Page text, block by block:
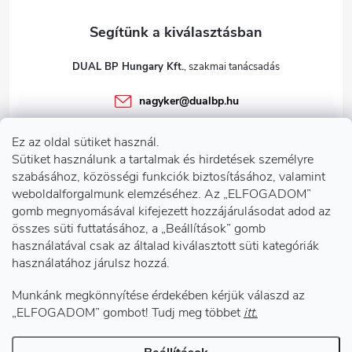
Ez az oldal sütiket használ.
Sütiket használunk a tartalmak és hirdetések személyre
szabásához, közösségi funkciók biztosításához, valamint
weboldalforgalmunk elemzéséhez. Az „ELFOGADOM”
gomb megnyomásával kifejezett hozzájárulásodat adod az
összes süti futtatásához, a „Beállítások” gomb
használatával csak az általad kiválasztott süti kategóriák
használatához járulsz hozzá.
Munkánk megkönnyítése érdekében kérjük válaszd az
„ELFOGADOM” gombot! Tudj meg többet itt.
Információk önnek
Telephelyeink
Facebook
DUAL BP Hungary Kft.
nagyker@dualbp.hu
dualbp.hu